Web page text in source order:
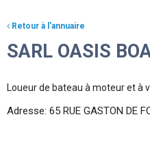
Retour à l'annuaire
SARL OASIS
Loueur de bateau à moteur et à
Adresse: 65 RUE GASTON DE